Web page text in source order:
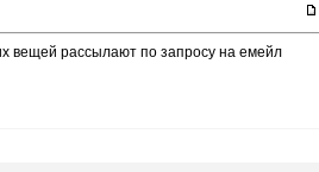
вещей рассылают по запросу на емейл